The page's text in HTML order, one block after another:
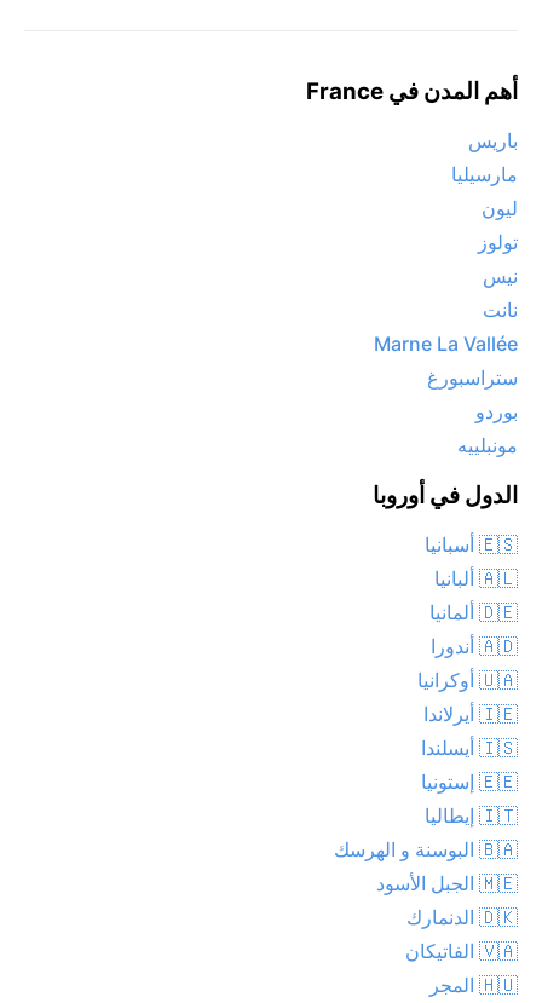
أهم المدن في France
باريس
مارسيليا
ليون
تولوز
نيس
نانت
Marne La Vallée
ستراسبورغ
بوردو
مونبلييه
الدول في أوروبا
🇪🇸 أسبانيا
🇦🇱 ألبانيا
🇩🇪 ألمانيا
🇦🇩 أندورا
🇺🇦 أوكرانيا
🇮🇪 أيرلاندا
🇮🇸 أيسلندا
🇪🇪 إستونيا
🇮🇹 إيطاليا
🇧🇦 البوسنة و الهرسك
🇲🇪 الجبل الأسود
🇩🇰 الدنمارك
🇻🇦 الفاتيكان
🇭🇺 المجر